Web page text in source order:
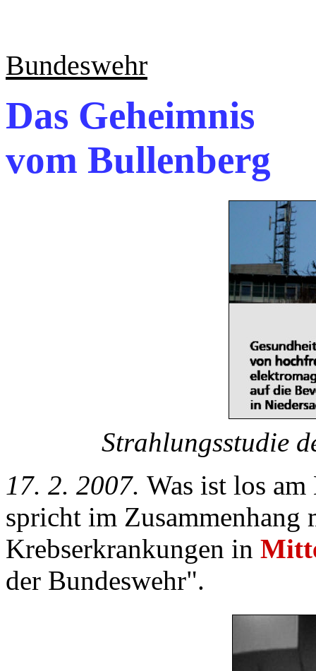
Bundeswehr
Das Geheimnis
vom Bullenberg
Strahlungsstudie
17. 2. 2007. Was ist los
spricht im Zusammenhang
Krebserkrankungen in
der Bundeswehr".